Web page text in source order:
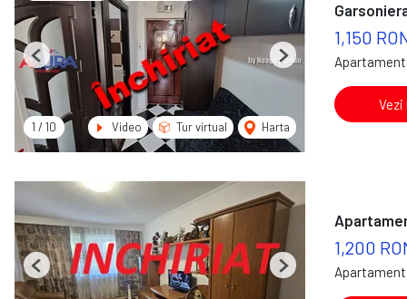
1 / 10 Video Tur virtual Harta
Previous Next
1,150
Previous Next
1,200